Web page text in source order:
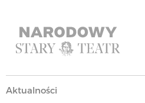
Aktualności